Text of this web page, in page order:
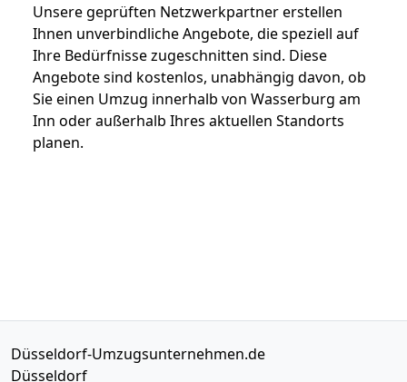
Unsere geprüften Netzwerkpartner erstellen
Ihnen unverbindliche Angebote, die speziell auf
Ihre Bedürfnisse zugeschnitten sind. Diese
Angebote sind kostenlos, unabhängig davon, ob
Sie einen Umzug innerhalb von Wasserburg am
Inn oder außerhalb Ihres aktuellen Standorts
planen.
Düsseldorf-Umzugsunternehmen.de
Düsseldorf